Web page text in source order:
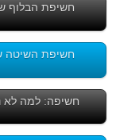
חשיפת הבלוף
חשיפת השיטה
חשיפה: למה לא